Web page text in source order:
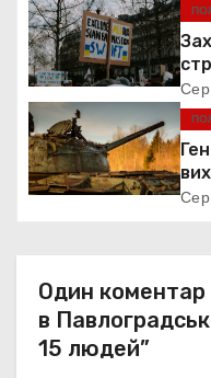
п
и
с
і
в
Один коментар
в
15 людей”